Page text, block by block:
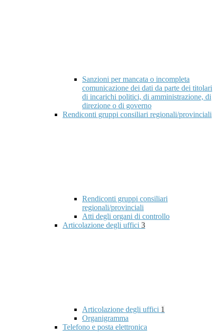
Sanzioni per mancata o incompleta
comunicazione dei dati da parte dei titolari
di incarichi politici, di amministrazione, di
direzione o di governo
Rendiconti gruppi consiliari regionali/provinciali
Rendiconti gruppi consiliari
regionali/provinciali
Atti degli organi di controllo
Articolazione degli uffici 3
Articolazione degli uffici 1
Organigramma
Telefono e posta elettronica